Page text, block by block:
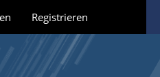
Registrieren